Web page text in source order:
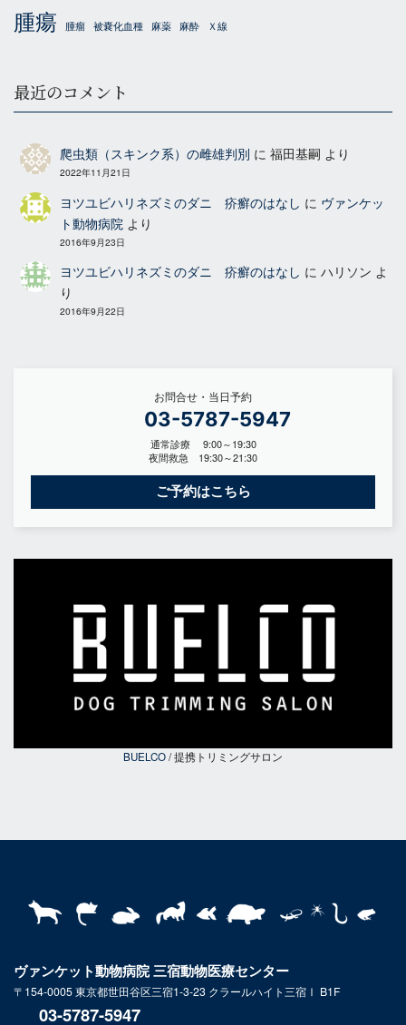
腫瘍 腫瘤 被嚢化血種 麻薬 麻酔 Ｘ線
最近のコメント
爬虫類（スキンク系）の雌雄判別 に福田基嗣 より
2022年11月21日
ヨツユビハリネズミのダニ 疥癬のはなし に ヴァンケッ
ト動物病院 より
2016年9月23日
ヨツユビハリネズミのダニ 疥癬のはなし にハリソン よ
り
2016年9月22日
お問合せ・当日予約
03-5787-5947
通常診療 9:00～19:30
夜間救急 19:30～21:30
ご予約はこちら
BUELCO/ 提携トリミングサロン
ヴァンケット動物病院 三宿動物医療センター
〒154-0005 東京都世田谷区三宿1-3-23 クラールハイト三宿Ⅰ B1F
03-5787-5947